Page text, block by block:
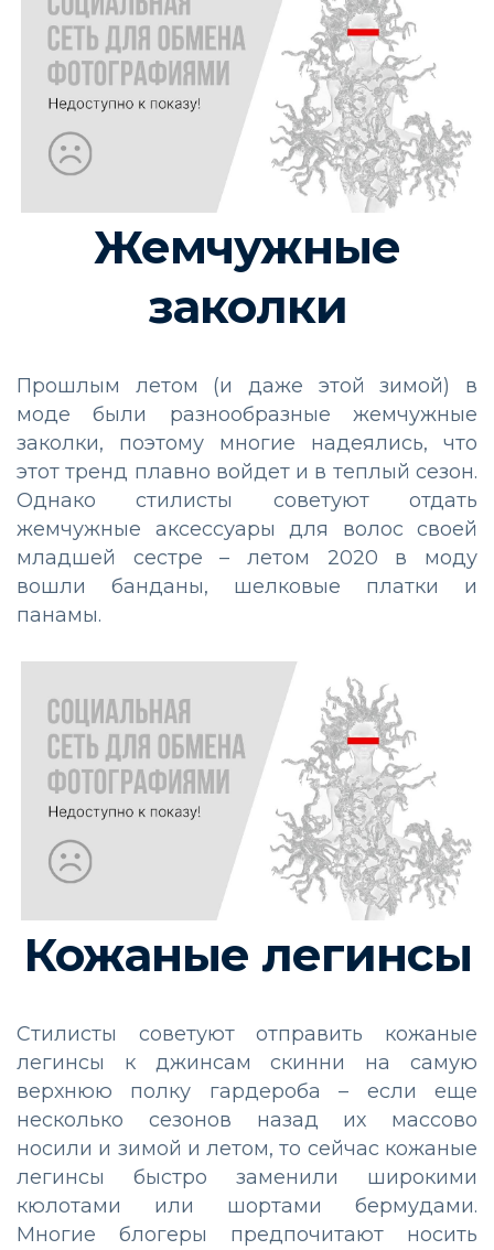
Жемчужные
заколки
Прошлым летом (и даже этой зимой) в
моде были разнообразные жемчужные
заколки, поэтому многие надеялись, что
этот тренд плавно войдет и в теплый сезон.
Однако стилисты советуют отдать
жемчужные аксессуары для волос своей
младшей сестре – летом 2020 в моду
вошли банданы, шелковые платки и
панамы.
Кожаные легинсы
Стилисты советуют отправить кожаные
легинсы к джинсам скинни на самую
верхнюю полку гардероба – если еще
несколько сезонов назад их массово
носили и зимой и летом, то сейчас кожаные
легинсы быстро заменили широкими
кюлотами или шортами бермудами.
Многие блогеры предпочитают носить